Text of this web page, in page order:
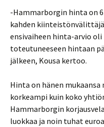
-Hammarborgin hinta on
kahden
ensivaiheen hinta-arvio
toteutuneeseen hintaan
jälkeen, Kousa kertoo.
Hinta on hänen
korkeampi kuin koko
Hammarborgin
luokkaa ja noin tuhat